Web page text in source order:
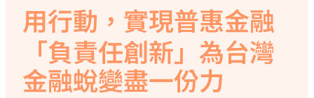
用行動，實現普惠金融
「負責任創新」為台灣
金融蛻變盡一份力